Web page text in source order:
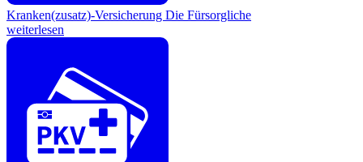
Kranken(zusatz)-Versicherung Die Fürsorgliche
weiterlesen